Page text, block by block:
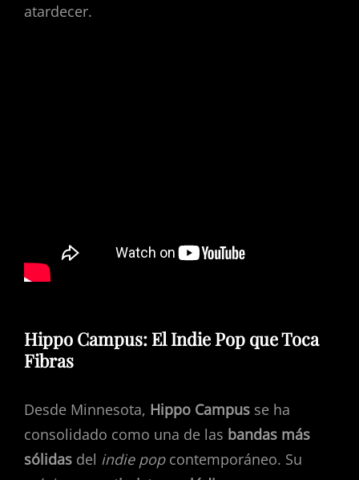
atardecer.
Hippo Campus: El Indie Pop que Toca
Fibras
Desde Minnesota, Hippo Campus se ha
consolidado como una de las bandas más
sólidas del indie popcontemporáneo. Su